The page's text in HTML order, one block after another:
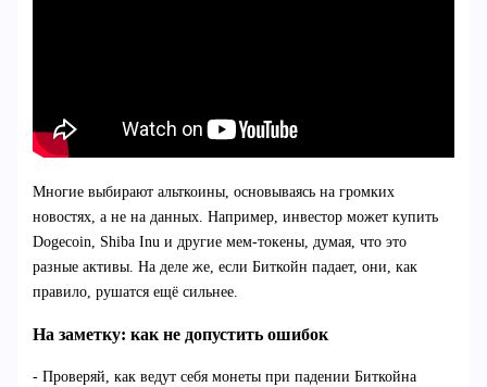
Многие выбирают альткоины, основываясь на громких
новостях, а не на данных. Например, инвестор может купить
Dogecoin, Shiba Inu и другие мем-токены, думая, что это
разные активы. На деле же, если Биткойн падает, они, как
правило, рушатся ещё сильнее.
На заметку: как не допустить ошибок
- Проверяй, как ведут себя монеты при падении Биткойна